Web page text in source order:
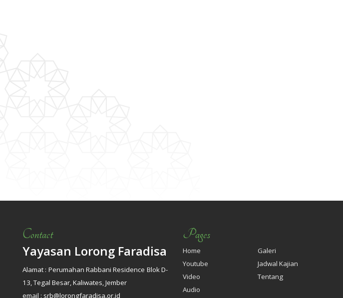
Contact
Yayasan Lorong Faradisa
Alamat : Perumahan Rabbani Residence Blok D-
13, Tegal Besar, Kaliwates, Jember
email : srb@lorongfaradisa.or.id
Pages
Home
Youtube
Video
Audio
Galeri
Jadwal Kajian
Tentang